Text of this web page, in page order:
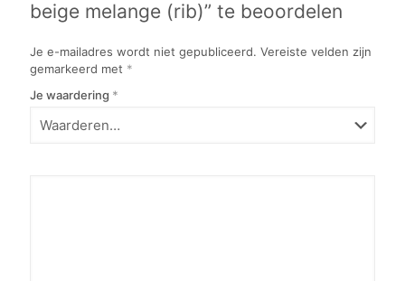
beige melange (rib)” te beoordelen
Je e-mailadres wordt niet gepubliceerd. Vereiste velden zijn
gemarkeerd met *
Je waardering *